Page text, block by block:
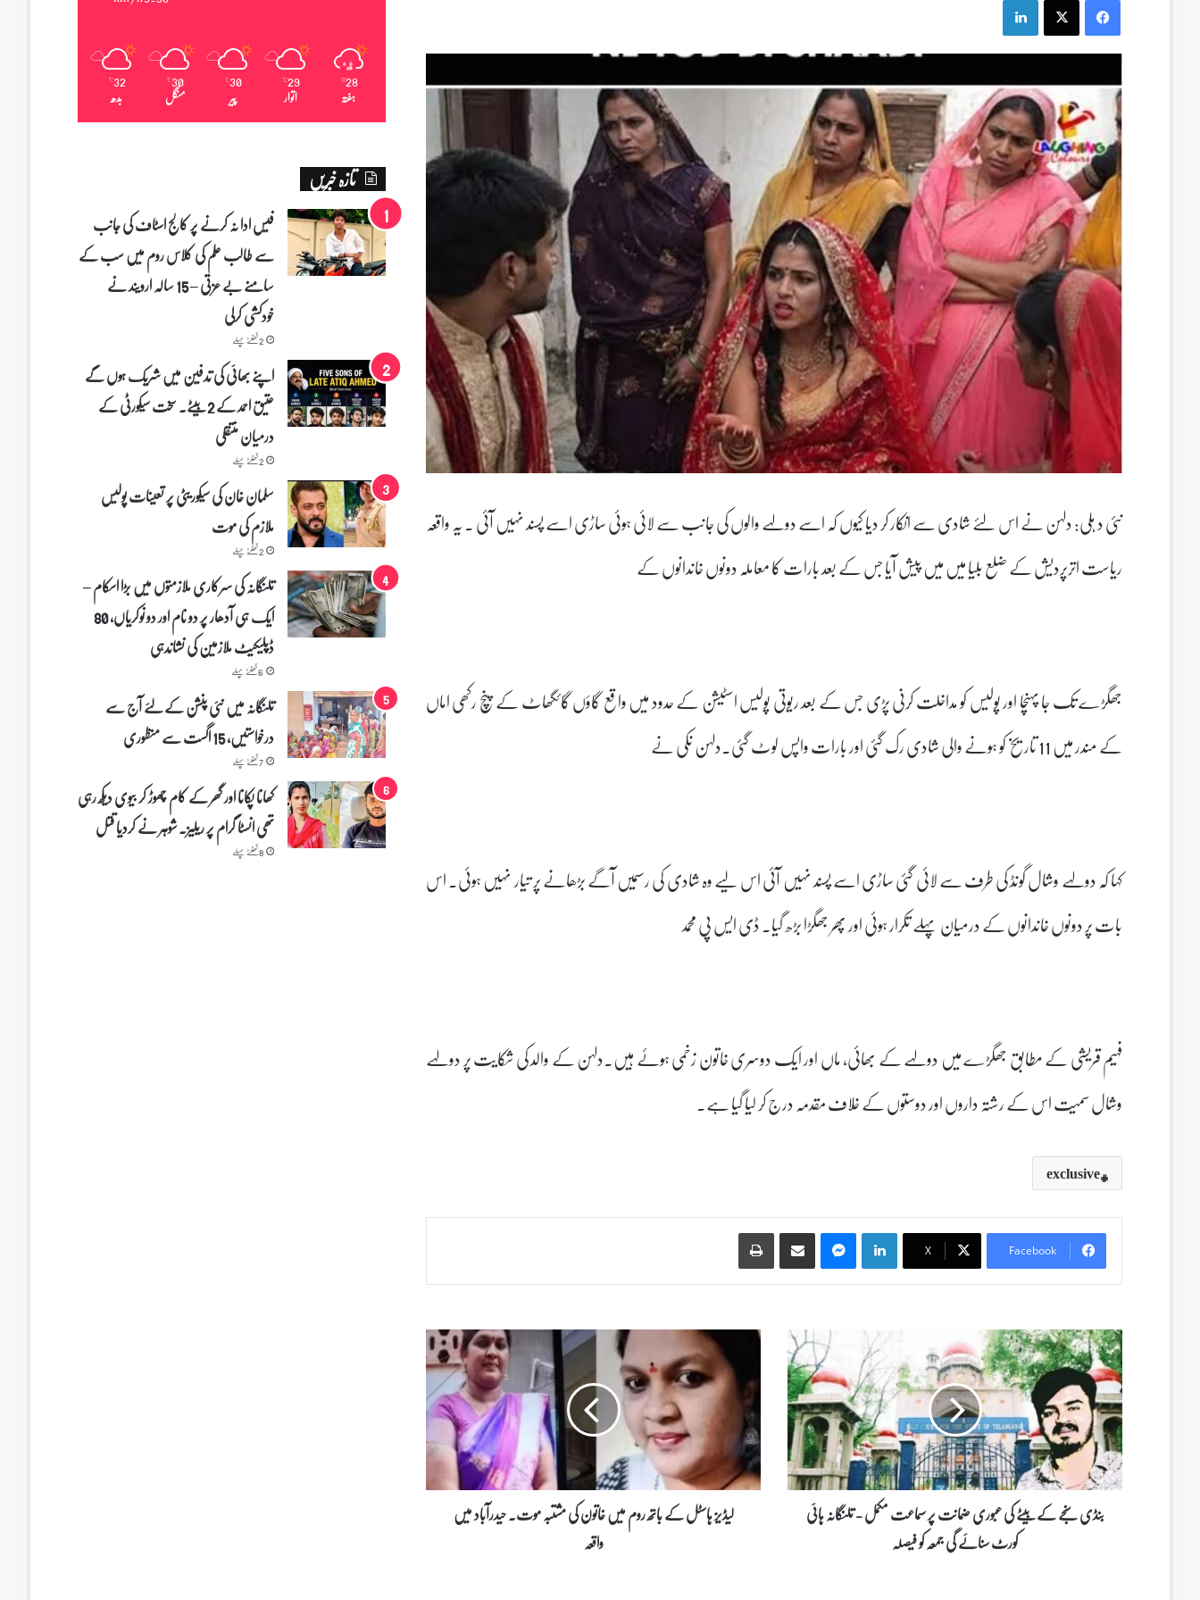
نئی د ہلی: دلہن نے اس لئے شادی سے انکار کر دیا کیوں کہ اسے دولہے والوں کی جانب سے لائی ہوئی ساڑی اسے پسند نہیں آئی ۔ یہ واقعہ
ریاست اترپردیش کے ضلع بلیا میں میں پیش آیا جس کے بعد بارات کا معاملہ دونوں خاندانوں کے
جھگڑے تک جا پہنچا اور پولیس کو مداخلت کرنی پڑی جس کے بعد ریوتی پولیس اسٹیشن کے حدود میں واقع گاؤں گائگھاٹ کے پنچ رکھی اماں
کے مندر میں 11 تاریخ کو ہونے والی شادی رک گئی اور بارات واپس لوٹ گئی۔دلہن نکی نے
کہا کہ دولہے وشال گونڈ کی طرف سے لائی گئی ساڑی اسے پسند نہیں آئی اس لیے وہ شادی کی رسمیں آگے بڑھانے پر تیار نہیں ہوئی۔ اس
بات پر دونوں خاندانوں کے درمیان پہلے تکرار ہوئی اور پھر جھگڑا بڑھ گیا۔ ڈی ایس پی محمد
فہیم قریشی کے مطابق جھگڑے میں دولہے کے بھائی، ماں اور ایک دوسری خاتون زخمی ہوئے ہیں۔دلہن کے والد کی شکایت پر دولہے
وشال سمیت اس کے رشتہ داروں اور دوستوں کے خلاف مقدمہ درج کر لیا گیا ہے۔
exclusive
Facebook
X
LinkedIn
Messenger
Share via Email
Print
ب
ن
ڈ
ی
س
ن
ج
ے
ک
بنڈی سنجے کے بیٹے کی عبوری ضمانت پر سماعت مکمل - تلنگانہ ہائی
کورٹ سنائے گی جمعہ کو فیصلہ
ل
ز
ہ
ا
س
ٹ
لیڈیز ہاسٹل کے باتھ روم میں خاتون کی مشتبہ موت۔ حیدرآباد میں
واقعہ
28
℃
ہفتہ
29
℃
اتوار
30
℃
پیر
30
℃
منگل
32
℃
بدھ
تازہ خبریں
فیس ادا نہ کرنے پر کالج اسٹاف کی جانب
سے طالب علم کی کلاس روم میں سب کے
سامنے بے عزتی – 15 سالہ ارویند نے
خودکشی کرلی
2 گھنٹے پہلے
اپنے بھائی کی تدفین میں شریک ہوں گے
عتیق احمد کے 2 بیٹے۔ سخت سیکورٹی کے
درمیان منتقلی
2 گھنٹے پہلے
سلمان خان کی سیکوریٹی پر تعینات پولیس
ملازم کی موت
2 گھنٹے پہلے
تلنگانہ کی سرکاری ملازمتوں میں بڑا اسکام –
ایک ہی آدھار پر دو نام اور دو نوکریاں، 80
ڈپلیکیٹ ملازمین کی نشاندہی
6 گھنٹے پہلے
تلنگانہ میں نئی پنشن کے لئے آج سے
درخواستیں، 15 اگست سے منظوری
7 گھنٹے پہلے
کھانا پکانا اور گھر کے کام چھوڑ کر بیوی دیکھ رہی
تھی انسٹا گرام پر ریلیز۔ شوہر نے کردیا قتل
8 گھنٹے پہلے